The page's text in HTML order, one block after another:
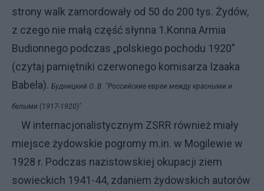
strony walk zamordowały od 50 do 200 tys. Żydów,
z czego nie małą część słynna 1.Konna Armia
Budionnego podczas „polskiego pochodu 1920”
(czytaj pamiętniki czerwonego komisarza Izaaka
Babela). Будницкий О. В. "Российские евреи между красными и
белыми (1917-1920)"
W internacjonalistycznym ZSRR również miały
miejsce żydowskie pogromy m.in. w Mogilewie w
1928 r. Podczas nazistowskiej okupacji ziem
sowieckich 1941-44, zdaniem żydowskich autorów